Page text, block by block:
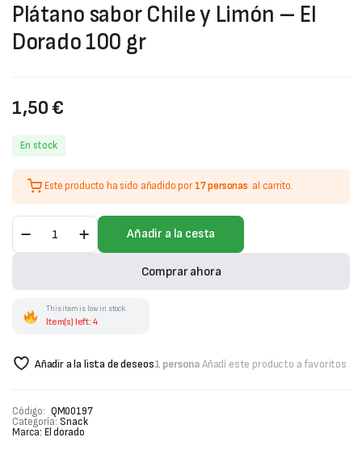
Plátano sabor Chile y Limón – El
Dorado 100 gr
1,50€
En stock
Este producto ha sido añadido por17 personas al carrito.
sabor
Chile
Dorado
gr
Añadir a la cesta
Comprar ahora
This item is low in stock.
Item(s) left: 4
Añadir a la lista de deseos1 personaAñadí este producto a favoritos
Código: QM00197
Categoría: Snack
Marca: El dorado